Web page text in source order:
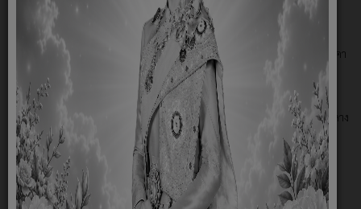
01 กรกฎาคม 2558
คู่มือแนวทางการเปิดเผย รายละเอียดค่าใช้จ่ายเกี่ยวกับการจัดซื้อจัดจ้าง ราคา
กลางและการคำนวณราคากลาง (ฉบับแก้ไขปรับปรุง) เดือนธันวาคม 2556
หนังสือเเจ้งเวียน ด่วนที่สุด ที่ ปช 0001.26/ว 0027 ลงวันที่ 19 กันยายน
2556 เรื่อง การเปิดเผยรายละเอียดค่าใช้จ่ายเกี่ยวกับการจัดซื้อจัดจ้าง รากลาง
และการคำนวณราคากลาง